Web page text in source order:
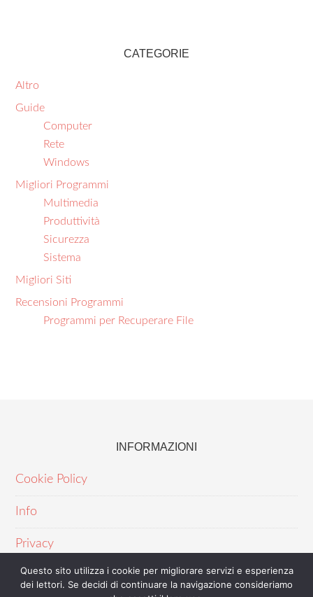
CATEGORIE
Altro
Guide
Computer
Rete
Windows
Migliori Programmi
Multimedia
Produttività
Sicurezza
Sistema
Migliori Siti
Recensioni Programmi
Programmi per Recuperare File
INFORMAZIONI
Cookie Policy
Info
Privacy
Questo sito utilizza i cookie per migliorare servizi e esperienza
dei lettori. Se decidi di continuare la navigazione consideriamo